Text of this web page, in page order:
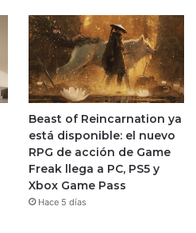
Beast of Reincarnation ya
está disponible: el nuevo
RPG de acción de Game
Freak llega a PC, PS5 y
Xbox Game Pass
Hace 5 días